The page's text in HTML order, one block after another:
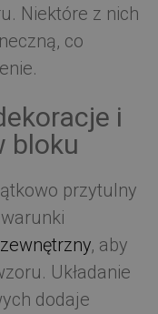
Niektóre z nich
co
i
bloku
przytulny
, aby
Układanie
dodaje